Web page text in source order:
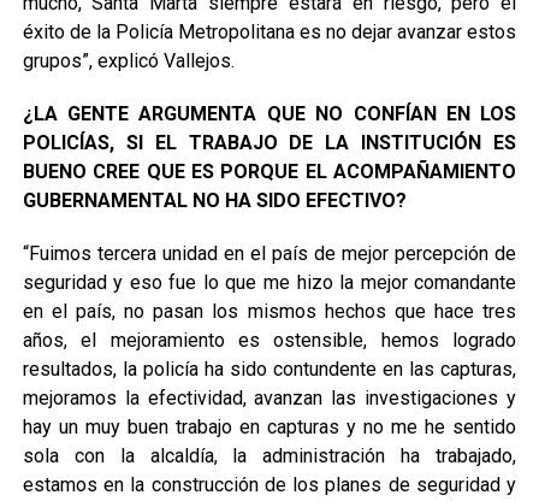
éxito de la Policía Metropolitana es no dejar avanzar estos
grupos”, explicó Vallejos.
¿LA GENTE ARGUMENTA QUE NO CONFÍAN EN LOS
POLICÍAS, SI EL TRABAJO DE LA INSTITUCIÓN ES
BUENO CREE QUE ES PORQUE EL ACOMPAÑAMIENTO
GUBERNAMENTAL NO HA SIDO EFECTIVO?
“Fuimos tercera unidad en el país de mejor percepción de
seguridad y eso fue lo que me hizo la mejor comandante
en el país, no pasan los mismos hechos que hace tres
años, el mejoramiento es ostensible, hemos logrado
resultados, la policía ha sido contundente en las capturas,
mejoramos la efectividad, avanzan las investigaciones y
hay un muy buen trabajo en capturas y no me he sentido
sola con la alcaldía, la administración ha trabajado,
estamos en la construcción de los planes de seguridad y